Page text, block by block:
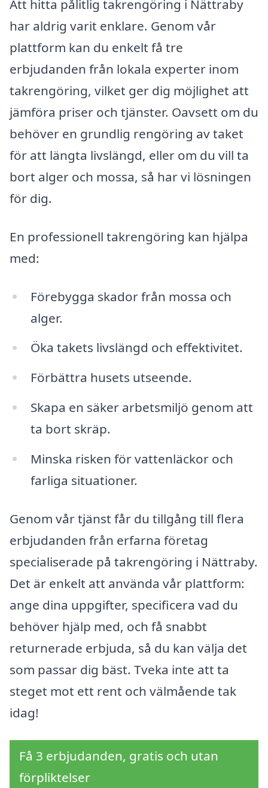
Att hitta pålitlig takrengöring i Nättraby
har aldrig varit enklare. Genom vår
plattform kan du enkelt få tre
erbjudanden från lokala experter inom
takrengöring, vilket ger dig möjlighet att
jämföra priser och tjänster. Oavsett om du
behöver en grundlig rengöring av taket
för att längta livslängd, eller om du vill ta
bort alger och mossa, så har vi lösningen
för dig.
En professionell takrengöring kan hjälpa
med:
Förebygga skador från mossa och
alger.
Öka takets livslängd och effektivitet.
Förbättra husets utseende.
Skapa en säker arbetsmiljö genom att
ta bort skräp.
Minska risken för vattenläckor och
farliga situationer.
Genom vår tjänst får du tillgång till flera
erbjudanden från erfarna företag
specialiserade på takrengöring i Nättraby.
Det är enkelt att använda vår plattform:
ange dina uppgifter, specificera vad du
behöver hjälp med, och få snabbt
returnerade erbjuda, så du kan välja det
som passar dig bäst. Tveka inte att ta
steget mot ett rent och välmående tak
idag!
Få 3 erbjudanden, gratis och utan
förpliktelser